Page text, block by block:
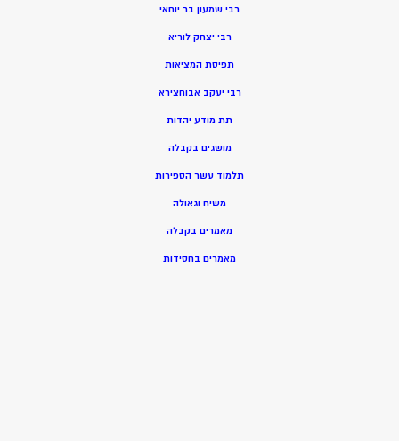
רבי שמעון בר יוחאי
רבי יצחק לוריא
תפיסת המציאות
רבי יעקב אבוחצירא
תת מודע יהדות
מושגים בקבלה
תלמוד עשר הספירות
משיח וגאולה
מאמרים בקבלה
מאמרים בחסידות